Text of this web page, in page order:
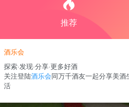
推荐
酒乐会
探索·发现·分享·更多好酒
关注登陆酒乐会同万千酒友一起分享美酒
活